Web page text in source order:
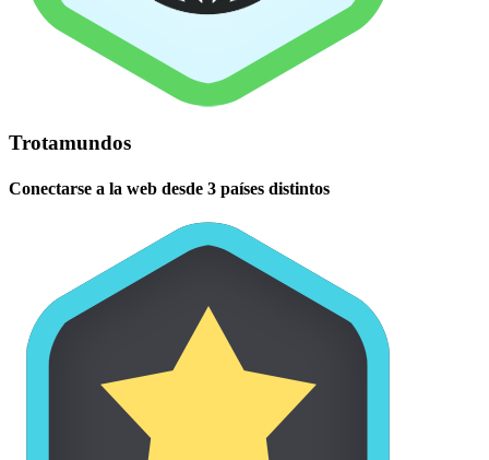
Trotamundos
Conectarse a la web desde 3 países distintos